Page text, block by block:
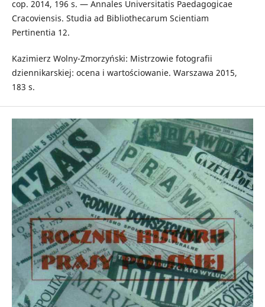
cop. 2014, 196 s. — Annales Universitatis Paedagogicae
Cracoviensis. Studia ad Bibliothecarum Scientiam
Pertinentia 12.
Kazimierz Wolny-Zmorzyński: Mistrzowie fotografii
dziennikarskiej: ocena i wartościowanie. Warszawa 2015,
183 s.